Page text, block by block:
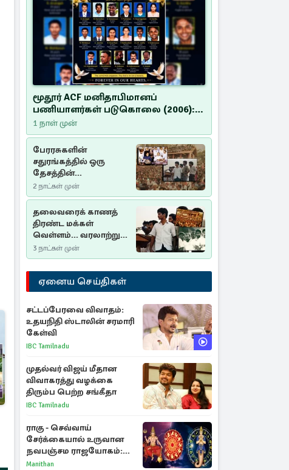
மூதூர் ACF மனிதாபிமானப்
பணியாளர்கள் படுகொலை (2006):
20 ஆண்டுகளாகியும் நீதி
மறுக்கப்பட்ட மனிதாபிமானப்
பேரவலம்
1 நாள் முன்
பேரரசுகளின்
சதுரங்கத்தில் ஒரு
தேசத்தின்
தீர்க்கதரிசனம் :
சுதுமலை பிரகடனம்
ஒரு வரலாற்றுப் பாடம்
2 நாட்கள் முன்
தலைவரைக் காணத்
திரண்ட மக்கள்
வெள்ளம்... வரலாற்றுச்
சிறப்புமிக்க சுதுமலைப்
பிரகடனம்…
3 நாட்கள் முன்
ஏனைய செய்திகள்
சட்டப்பேரவை விவாதம்:
உதயநிதி ஸ்டாலின் சரமாரி
கேள்வி
IBC Tamilnadu
முதல்வர் விஜய் மீதான
விவாகரத்து வழக்கை
திரும்ப பெற்ற சங்கீதா
IBC Tamilnadu
ராகு - செவ்வாய்
சேர்க்கையால் உருவான
நவபஞ்சம ராஜயோகம்:
அதிர்ஷ்டம் பெறும் 3
Manithan